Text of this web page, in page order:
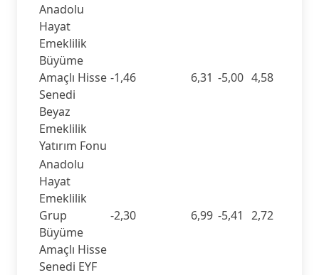
Anadolu
Hayat
Emeklilik
Büyüme
Amaçlı Hisse
Senedi
Beyaz
Emeklilik
Yatırım Fonu
-1,46 6,31 -5,00 4,58
Anadolu
Hayat
Emeklilik
Grup
Büyüme
Amaçlı Hisse
Senedi EYF
-2,30 6,99 -5,41 2,72